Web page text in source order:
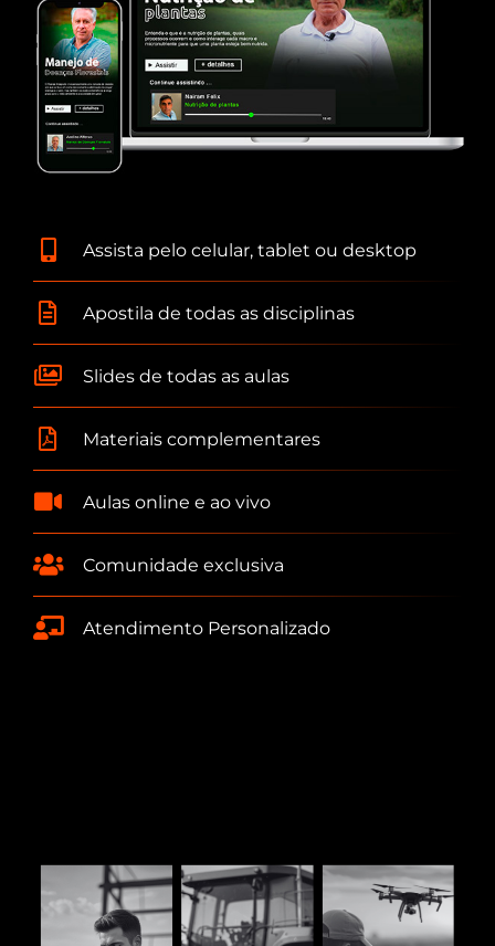
Assista pelo celular, tablet ou desktop
Apostila de todas as disciplinas
Slides de todas as aulas
Materiais complementares
Aulas online e ao vivo
Comunidade exclusiva
Atendimento Personalizado